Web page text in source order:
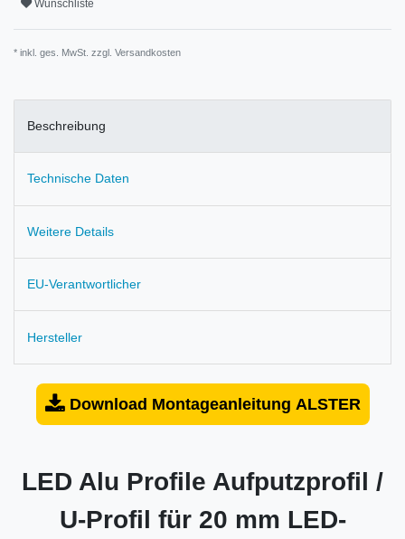
Wunschliste
* inkl. ges. MwSt. zzgl. Versandkosten
Beschreibung
Technische Daten
Weitere Details
EU-Verantwortlicher
Hersteller
Download Montageanleitung ALSTER
LED Alu Profile Aufputzprofil /
U-Profil für 20 mm LED-